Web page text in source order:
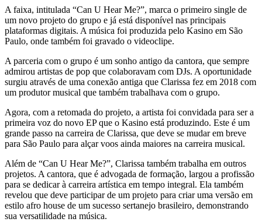
A faixa, intitulada “Can U Hear Me?”, marca o primeiro single de
um novo projeto do grupo e já está disponível nas principais
plataformas digitais. A música foi produzida pelo Kasino em São
Paulo, onde também foi gravado o videoclipe.
A parceria com o grupo é um sonho antigo da cantora, que sempre
admirou artistas de pop que colaboravam com DJs. A oportunidade
surgiu através de uma conexão antiga que Clarissa fez em 2018 com
um produtor musical que também trabalhava com o grupo.
Agora, com a retomada do projeto, a artista foi convidada para ser a
primeira voz do novo EP que o Kasino está produzindo. Este é um
grande passo na carreira de Clarissa, que deve se mudar em breve
para São Paulo para alçar voos ainda maiores na carreira musical.
Além de “Can U Hear Me?”, Clarissa também trabalha em outros
projetos. A cantora, que é advogada de formação, largou a profissão
para se dedicar à carreira artística em tempo integral. Ela também
revelou que deve participar de um projeto para criar uma versão em
estilo afro house de um sucesso sertanejo brasileiro, demonstrando
sua versatilidade na música.